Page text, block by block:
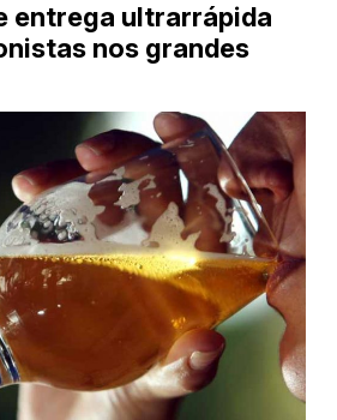
entrega ultrarrápida
nos grandes